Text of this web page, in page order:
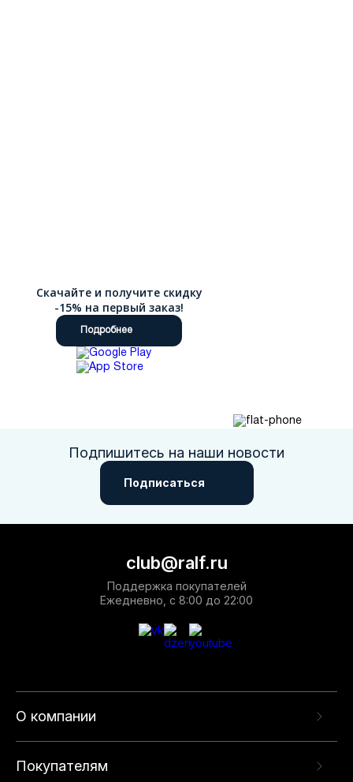
Скачайте и получите скидку
-15% на первый заказ!
Подробнее
Подпишитесь на наши новости
Подписаться
О компании
Покупателям
club@ralf.ru
Поддержка покупателей
Ежедневно, с 8:00 до 22:00